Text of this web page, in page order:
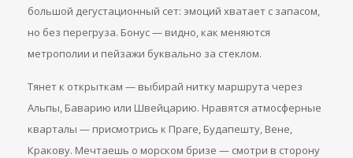
большой дегустационный сет: эмоций хватает с запасом,
но без перегруза. Бонус — видно, как меняются
метрополии и пейзажи буквально за стеклом.
Тянет к открыткам — выбирай нитку маршрута через
Альпы, Баварию или Швейцарию. Нравятся атмосферные
кварталы — присмотрись к Праге, Будапешту, Вене,
Кракову. Мечтаешь о морском бризе — смотри в сторону